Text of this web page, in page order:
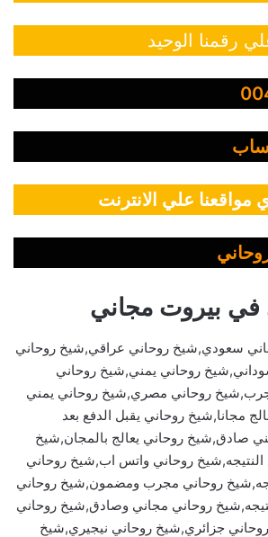
رقمنا الوحيد
مواقعنا علي الانترنت
في بيروت مجاني
سعودي,شيخ روحاني عراقي,شيخ روحاني
روحاني يمني,شيخ روحاني
روحاني مصري,شيخ روحاني يمني
مجانا,شيخ روحاني يقبل الدفع بعد
صادق,شيخ روحاني يعالج بالمجان,شيخ
النتيجه,شيخ روحاني واتس اب,شيخ روحاني
روحاني مجرب ومضمون,شيخ روحاني
روحاني مجاني وصادق,شيخ روحاني
جزائري,شيخ روحاني نيجيري,شيخ